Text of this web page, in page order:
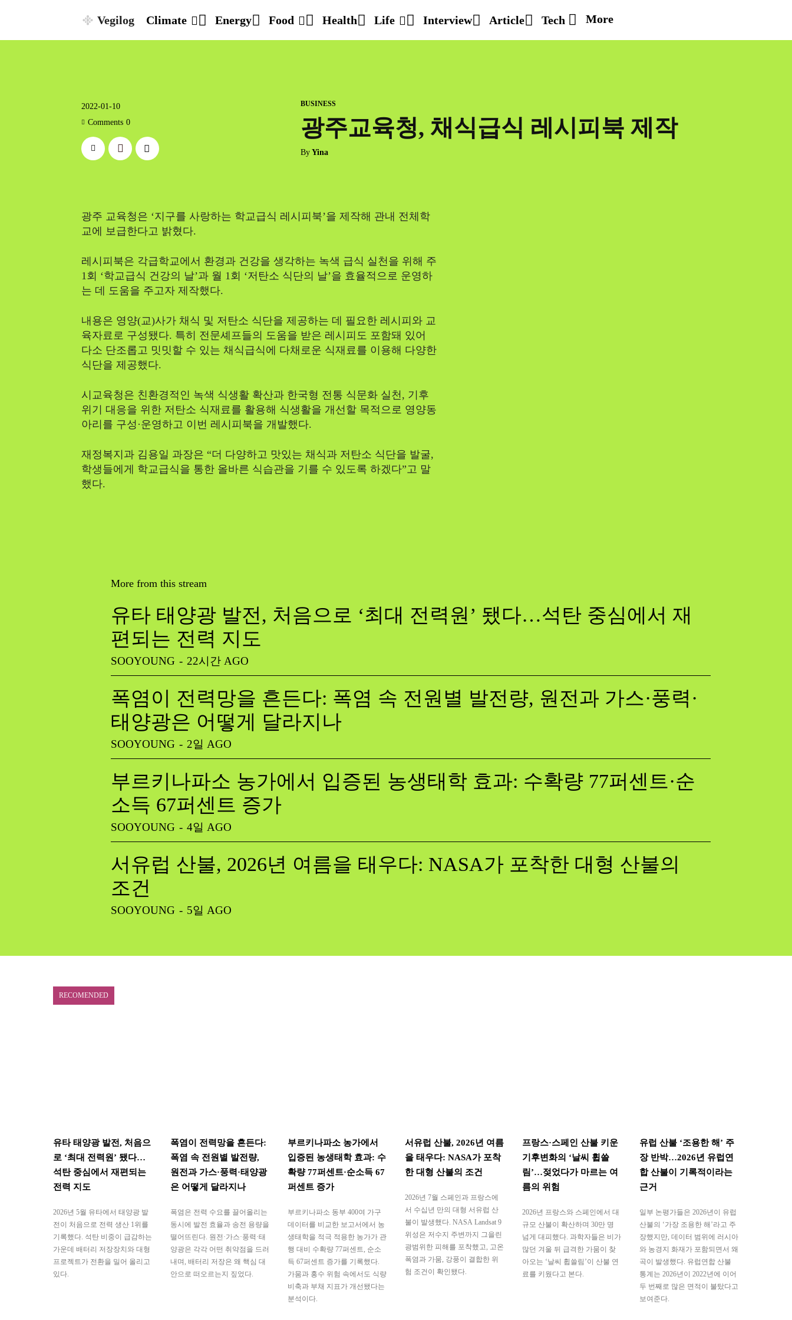
Vegilog Climate Energy Food Health Life Interview Article Tech More
2022-01-10
Comments 0
BUSINESS
광주교육청, 채식급식 레시피북 제작
By Yina
광주 교육청은 ‘지구를 사랑하는 학교급식 레시피북’을 제작해 관내 전체학
교에 보급한다고 밝혔다.
레시피북은 각급학교에서 환경과 건강을 생각하는 녹색 급식 실천을 위해 주
1회 ‘학교급식 건강의 날’과 월 1회 ‘저탄소 식단의 날’을 효율적으로 운영하
는 데 도움을 주고자 제작했다.
내용은 영양(교)사가 채식 및 저탄소 식단을 제공하는 데 필요한 레시피와 교
육자료로 구성됐다. 특히 전문셰프들의 도움을 받은 레시피도 포함돼 있어
다소 단조롭고 밋밋할 수 있는 채식급식에 다채로운 식재료를 이용해 다양한
식단을 제공했다.
시교육청은 친환경적인 녹색 식생활 확산과 한국형 전통 식문화 실천, 기후
위기 대응을 위한 저탄소 식재료를 활용해 식생활을 개선할 목적으로 영양동
아리를 구성·운영하고 이번 레시피북을 개발했다.
재정복지과 김용일 과장은 “더 다양하고 맛있는 채식과 저탄소 식단을 발굴,
학생들에게 학교급식을 통한 올바른 식습관을 기를 수 있도록 하겠다”고 말
했다.
More from this stream
유타 태양광 발전, 처음으로 ‘최대 전력원’ 됐다…석탄 중심에서 재
편되는 전력 지도
SOOYOUNG - 22시간 AGO
폭염이 전력망을 흔든다: 폭염 속 전원별 발전량, 원전과 가스·풍력·
태양광은 어떻게 달라지나
SOOYOUNG - 2일 AGO
부르키나파소 농가에서 입증된 농생태학 효과: 수확량 77퍼센트·순
소득 67퍼센트 증가
SOOYOUNG - 4일 AGO
서유럽 산불, 2026년 여름을 태우다: NASA가 포착한 대형 산불의
조건
SOOYOUNG - 5일 AGO
RECOMENDED
유타 태양광 발전, 처음으
로 ‘최대 전력원’ 됐다…
석탄 중심에서 재편되는
전력 지도
2026년 5월 유타에서 태양광 발
전이 처음으로 전력 생산 1위를
기록했다. 석탄 비중이 급감하는
가운데 배터리 저장장치와 대형
프로젝트가 전환을 밀어 올리고
있다.
폭염이 전력망을 흔든다:
폭염 속 전원별 발전량,
원전과 가스·풍력·태양광
은 어떻게 달라지나
폭염은 전력 수요를 끌어올리는
동시에 발전 효율과 송전 용량을
떨어뜨린다. 원전·가스·풍력·태
양광은 각각 어떤 취약점을 드러
내며, 배터리 저장은 왜 핵심 대
안으로 떠오르는지 짚었다.
부르키나파소 농가에서
입증된 농생태학 효과: 수
확량 77퍼센트·순소득 67
퍼센트 증가
부르키나파소 동부 400여 가구
데이터를 비교한 보고서에서 농
생태학을 적극 적용한 농가가 관
행 대비 수확량 77퍼센트, 순소
득 67퍼센트 증가를 기록했다.
가뭄과 홍수 위험 속에서도 식량
비축과 부채 지표가 개선됐다는
분석이다.
서유럽 산불, 2026년 여름
을 태우다: NASA가 포착
한 대형 산불의 조건
2026년 7월 스페인과 프랑스에
서 수십년 만의 대형 서유럽 산
불이 발생했다. NASA Landsat 9
위성은 저수지 주변까지 그을린
광범위한 피해를 포착했고, 고온
폭염과 가뭄, 강풍이 결합한 위
험 조건이 확인됐다.
프랑스·스페인 산불 키운
기후변화의 ‘날씨 휩쓸
림’…젖었다가 마르는 여
름의 위험
2026년 프랑스와 스페인에서 대
규모 산불이 확산하며 30만 명
넘게 대피했다. 과학자들은 비가
많던 겨울 뒤 급격한 가뭄이 찾
아오는 ‘날씨 휩쓸림’이 산불 연
료를 키웠다고 본다.
유럽 산불 ‘조용한 해’ 주
장 반박…2026년 유럽연
합 산불이 기록적이라는
근거
일부 논평가들은 2026년이 유럽
산불의 ‘가장 조용한 해’라고 주
장했지만, 데이터 범위에 러시아
와 농경지 화재가 포함되면서 왜
곡이 발생했다. 유럽연합 산불
통계는 2026년이 2022년에 이어
두 번째로 많은 면적이 불탔다고
보여준다.